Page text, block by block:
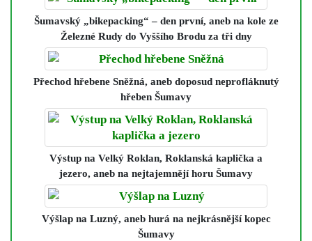
Šumavský „bikepacking“ – den první, aneb na kole ze
Železné Rudy do Vyššího Brodu za tři dny
Přechod hřebene Sněžná, aneb doposud neprofláknutý
hřeben Šumavy
Výstup na Velký Roklan, Roklanská kaplička a
jezero, aneb na nejtajemnějí horu Šumavy
Výšlap na Luzný, aneb hurá na nejkrásnější kopec
Šumavy